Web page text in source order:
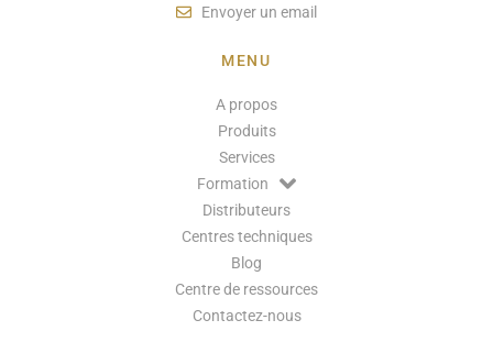
Envoyer un email
MENU
A propos
Produits
Services
Formation
Distributeurs
Centres techniques
Blog
Centre de ressources
Contactez-nous